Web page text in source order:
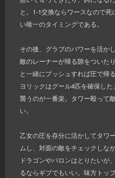
と。1-1交換ならワースなので
い唯一のタイミングである。
その後、グラブのパワーを活か
敵のレーナーが帰る隙をついた
と一緒にプッシュすれば圧で帰
ヨリックはグール4匹を確保し
襲うのが一番楽。タワー殴って
い。
乙女の圧を存分に活かしてタワ
ムし、対面の敵をチェックしな
ドラゴンやバロンはとりたいが
るならギブでもいい。味方トッ